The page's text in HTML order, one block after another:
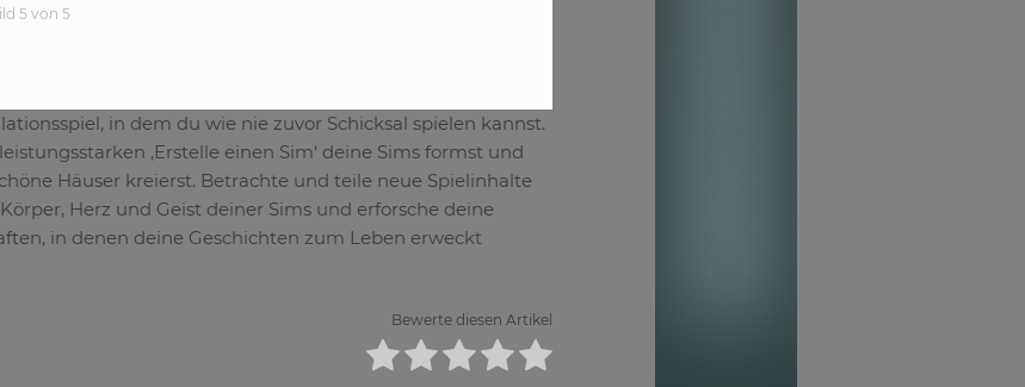
5 von 5
in dem du wie nie zuvor Schicksal spielen kannst.
‚Erstelle einen Sim‘ deine Sims formst und
Häuser kreierst. Betrachte und teile neue Spielinhalte
Herz und Geist deiner Sims und erforsche deine
in denen deine Geschichten zum Leben erweckt
Bewerte diesen Artikel